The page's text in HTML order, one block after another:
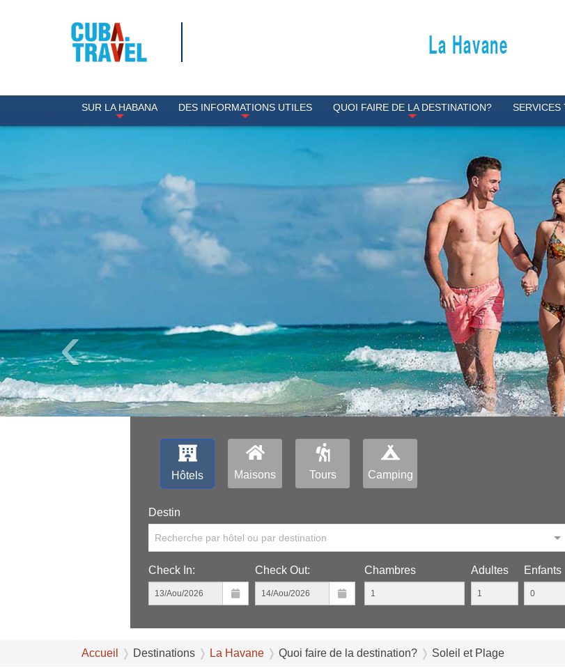
La Havane
SUR LA HABANA DES INFORMATIONS UTILES QUOI FAIRE DE LA DESTINATION? SERVICES
‹
Hôtels Maisons Tours Camping
Destin
Recherche par hôtel ou par destination
Check In: Check Out: Chambres Adultes Enfants
Accueil Destinations La Havane Quoi faire de la destination? Soleil et Plage